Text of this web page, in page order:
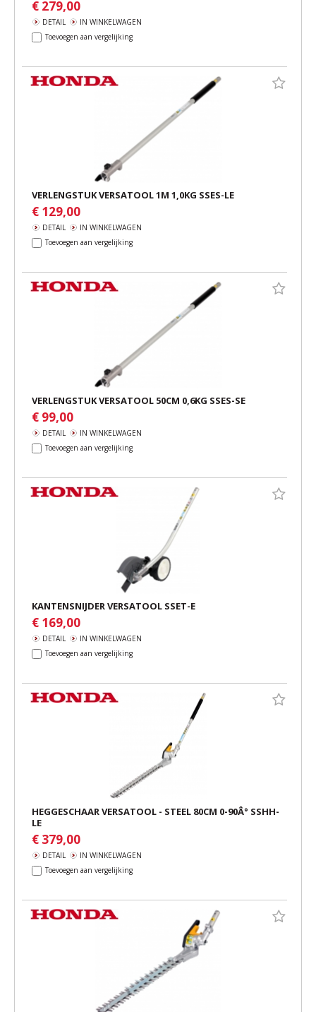
€ 279,00
DETAIL
IN WINKELWAGEN
Toevoegen aan vergelijking
VERLENGSTUK VERSATOOL 1M 1,0KG SSES-LE
€ 129,00
DETAIL
IN WINKELWAGEN
Toevoegen aan vergelijking
VERLENGSTUK VERSATOOL 50CM 0,6KG SSES-SE
€ 99,00
DETAIL
IN WINKELWAGEN
Toevoegen aan vergelijking
KANTENSNIJDER VERSATOOL SSET-E
€ 169,00
DETAIL
IN WINKELWAGEN
Toevoegen aan vergelijking
HEGGESCHAAR VERSATOOL - STEEL 80CM 0-90Â° SSHH-
LE
€ 379,00
DETAIL
IN WINKELWAGEN
Toevoegen aan vergelijking